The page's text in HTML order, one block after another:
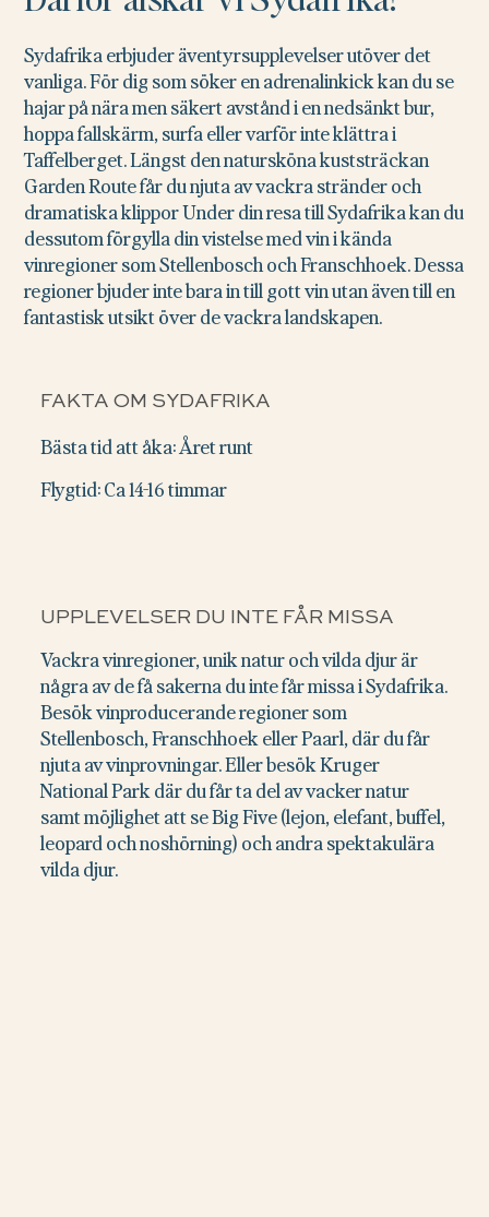
UPPLEVELSER DU INTE FÅR MISSA
Vackra vinregioner, unik natur och vilda djur är
några av de få sakerna du inte får missa i Sydafrika.
Besök vinproducerande regioner som
Stellenbosch, Franschhoek eller Paarl, där du får
njuta av vinprovningar. Eller besök Kruger
National Park där du får ta del av vacker natur
samt möjlighet att se Big Five (lejon, elefant, buffel,
leopard och noshörning) och andra spektakulära
vilda djur.
FAKTA OM SYDAFRIKA
Bästa tid att åka: Året runt
Flygtid: Ca 14-16 timmar
Sydafrika erbjuder äventyrsupplevelser utöver det
vanliga. För dig som söker en adrenalinkick kan du se
hajar på nära men säkert avstånd i en nedsänkt bur,
hoppa fallskärm, surfa eller varför inte klättra i
Taffelberget. Längst den natursköna kuststräckan
Garden Route får du njuta av vackra stränder och
dramatiska klippor Under din resa till Sydafrika kan du
dessutom förgylla din vistelse med vin i kända
vinregioner som Stellenbosch och Franschhoek. Dessa
regioner bjuder inte bara in till gott vin utan även till en
fantastisk utsikt över de vackra landskapen.